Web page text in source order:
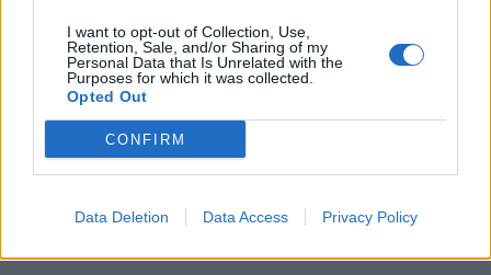
I want to opt-out of Collection, Use,
Retention, Sale, and/or Sharing of my
Personal Data that Is Unrelated with the
Purposes for which it was collected.
Opted Out
CONFIRM
Data Deletion Data Access Privacy Policy
διατροφικών ελλείψεων.
Φωτογραφία: istock